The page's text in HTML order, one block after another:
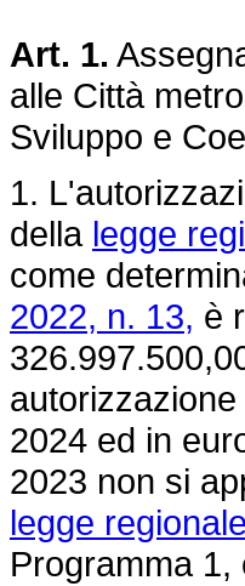
Art. 1.
alle Città
Sviluppo e
1.
della legge
come
2022, n. 13, è
2024 ed in
2023 non si
legge
Programma 1,